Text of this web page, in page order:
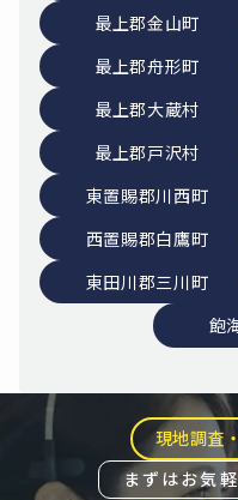
最上郡金山町
最上郡舟形町
最上郡大蔵村
最上郡戸沢村
東置賜郡川西町
西置賜郡白鷹町
東田川郡三川町
飽
現地調査
まずはお気